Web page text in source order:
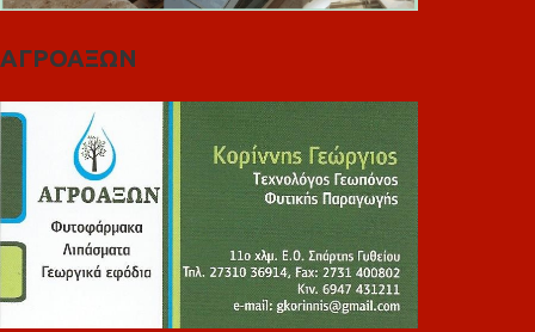
ΑΓΡΟΑΞΩΝ